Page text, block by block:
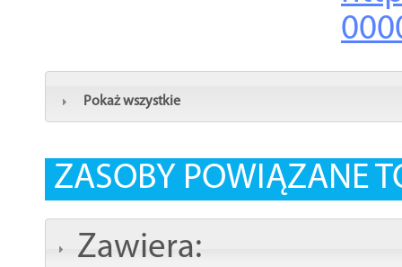
Pokaż wszystkie
ZASOBY POWIĄZANE
Zawiera: